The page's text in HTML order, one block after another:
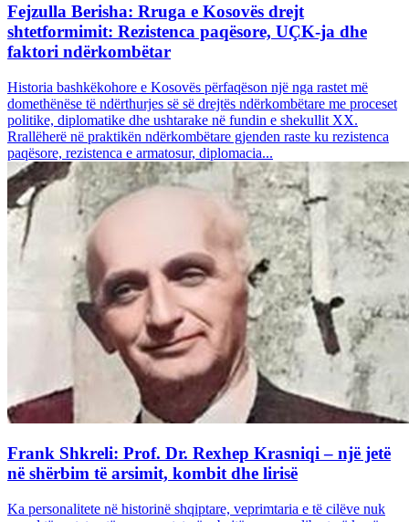
Fejzulla Berisha: Rruga e Kosovës drejt
shtetformimit: Rezistenca paqësore, UÇK-ja dhe
faktori ndërkombëtar
Historia bashkëkohore e Kosovës përfaqëson një nga rastet më
domethënëse të ndërthurjes së së drejtës ndërkombëtare me proceset
politike, diplomatike dhe ushtarake në fundin e shekullit XX.
Rrallëherë në praktikën ndërkombëtare gjenden raste ku rezistenca
paqësore, rezistenca e armatosur, diplomacia...
Frank Shkreli: Prof. Dr. Rexhep Krasniqi – një jetë
në shërbim të arsimit, kombit dhe lirisë
Ka personalitete në historinë shqiptare, veprimtaria e të cilëve nuk